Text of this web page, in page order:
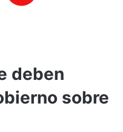
deben
sobre